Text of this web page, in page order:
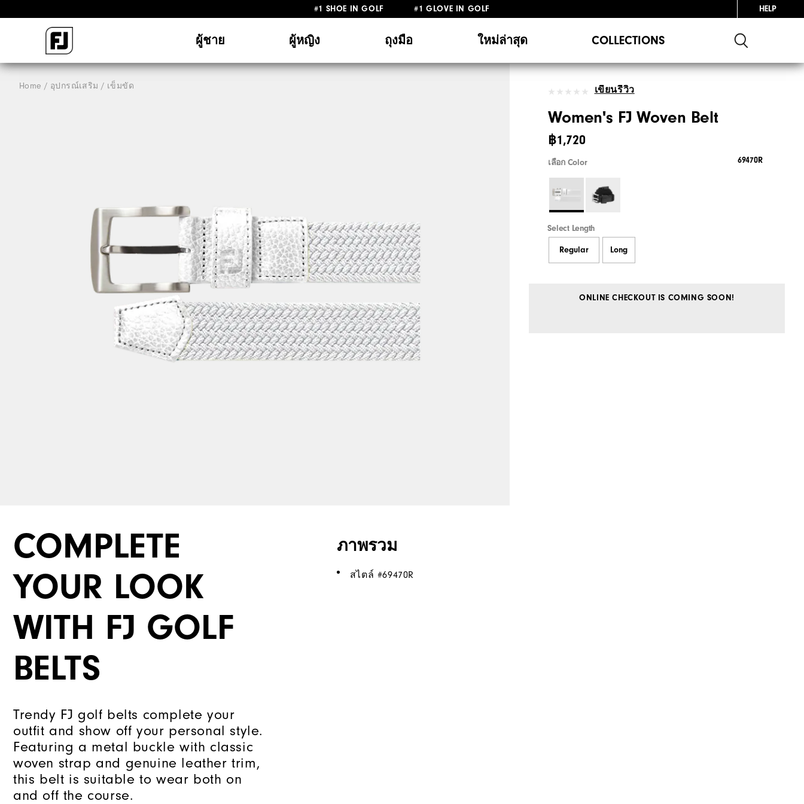
#1 SHOE IN GOLF #1 GLOVE IN GOLF HELP
ผู้ชาย ผู้หญิง ถุงมือ ใหม่ล่าสุด COLLECTIONS
Home อุปกรณ์เสริม เข็มขัด เขียนรีวิว
Women's FJ Woven Belt
฿1,720
เลือก Color 69470R
Select Length
Regular Long
ONLINE CHECKOUT IS COMING SOON!
COMPLETE
YOUR LOOK
WITH FJ GOLF
BELTS
Trendy FJ golf belts complete your
outfit and show off your personal style.
Featuring a metal buckle with classic
woven strap and genuine leather trim,
this belt is suitable to wear both on
and off the course.
ภาพรวม
สไตล์ #69470R